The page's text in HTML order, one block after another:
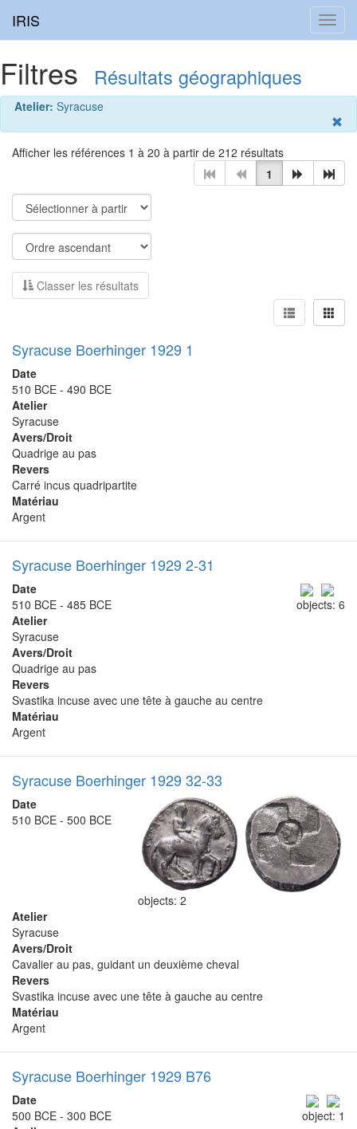
IRIS
Filtres Résultats géographiques
Atelier: Syracuse
Afficher les références 1 à 20 à partir de 212 résultats
1
Classer les résultats
Syracuse Boerhinger 1929 1
Date
510 BCE - 490 BCE
Atelier
Syracuse
Avers/Droit
Quadrige au pas
Revers
Carré incus quadripartite
Matériau
Argent
Syracuse Boerhinger 1929 2-31
objects: 6
Date
510 BCE - 485 BCE
Atelier
Syracuse
Avers/Droit
Quadrige au pas
Revers
Svastika incuse avec une tête à gauche au centre
Matériau
Argent
Syracuse Boerhinger 1929 32-33
objects: 2
Date
510 BCE - 500 BCE
Atelier
Syracuse
Avers/Droit
Cavalier au pas, guidant un deuxième cheval
Revers
Svastika incuse avec une tête à gauche au centre
Matériau
Argent
Syracuse Boerhinger 1929 B76
object: 1
Date
500 BCE - 300 BCE